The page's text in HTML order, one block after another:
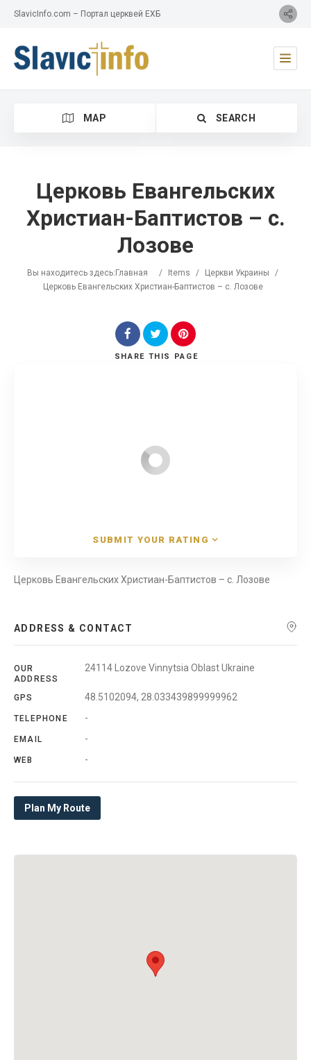
SlavicInfo.com – Портал церквей ЕХБ
MAP SEARCH
Category
Церковь Евангельских
Христиан-Баптистов – с.
Лозове
Вы находитесь здесь:Главная / Items / Церкви Украины
/
Церковь Евангельских Христиан-Баптистов – с. Лозове
SHARE THIS PAGE
SUBMIT YOUR RATING
Церковь Евангельских Христиан-Баптистов – с. Лозове
ADDRESS & CONTACT
OUR
ADDRESS
24114 Lozove Vinnytsia Oblast Ukraine
GPS 48.5102094, 28.033439899999962
TELEPHONE -
EMAIL -
WEB -
Plan My Route